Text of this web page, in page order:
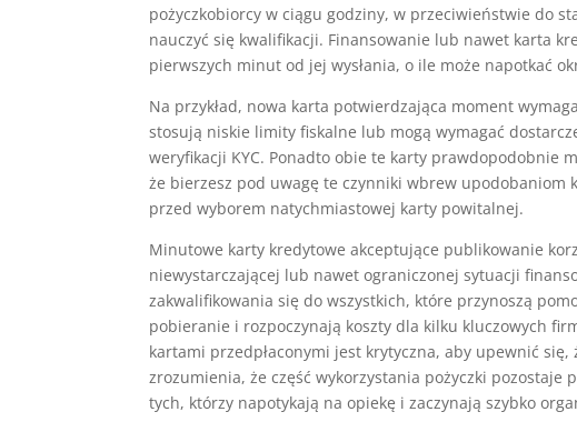
pożyczkobiorcy w ciągu godziny, w przeciwieństwie do
nauczyć się kwalifikacji. Finansowanie lub nawet karta
pierwszych minut od jej wysłania, o ile może napotkać
Na przykład, nowa karta potwierdzająca moment
stosują niskie limity fiskalne lub mogą wymagać
weryfikacji KYC. Ponadto obie te karty prawdopodobnie
że bierzesz pod uwagę te czynniki wbrew upodobaniom
przed wyborem natychmiastowej karty powitalnej.
Minutowe karty kredytowe akceptujące publikowanie
niewystarczającej lub nawet ograniczonej sytuacji
zakwalifikowania się do wszystkich, które przynoszą
pobieranie i rozpoczynają koszty dla kilku kluczowych
kartami przedpłaconymi jest krytyczna, aby upewnić
zrozumienia, że ​​część wykorzystania pożyczki pozostaje
tych, którzy napotykają na opiekę i zaczynają szybko